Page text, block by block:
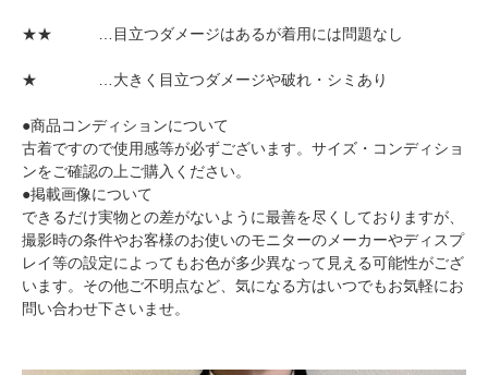
★★ …目立つダメージはあるが着用には問題なし
★ …大きく目立つダメージや破れ・シミあり
●商品コンディションについて
古着ですので使用感等が必ずございます。サイズ・コンディショ
ンをご確認の上ご購入ください。
●掲載画像について
できるだけ実物との差がないように最善を尽くしておりますが、
撮影時の条件やお客様のお使いのモニターのメーカーやディスプ
レイ等の設定によってもお色が多少異なって見える可能性がござ
います。その他ご不明点など、気になる方はいつでもお気軽にお
問い合わせ下さいませ。